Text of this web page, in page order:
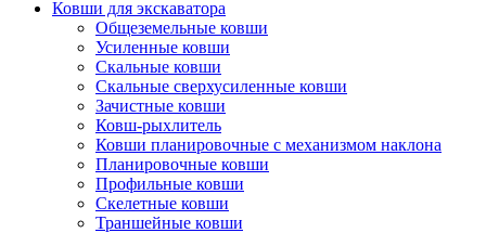
Ковши для экскаватора
Общеземельные ковши
Усиленные ковши
Скальные ковши
Скальные сверхусиленные ковши
Зачистные ковши
Ковш-рыхлитель
Ковши планировочные с механизмом наклона
Планировочные ковши
Профильные ковши
Скелетные ковши
Траншейные ковши